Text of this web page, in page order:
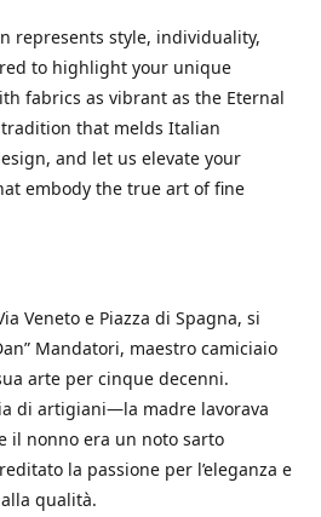
represents style, individuality,
to highlight your unique
fabrics as vibrant as the Eternal
that melds Italian
and let us elevate your
embody the true art of fine
Veneto e Piazza di Spagna, si
Mandatori, maestro camiciaio
arte per cinque decenni.
di artigiani—la madre lavorava
il nonno era un noto sarto
la passione per l’eleganza e
qualità.